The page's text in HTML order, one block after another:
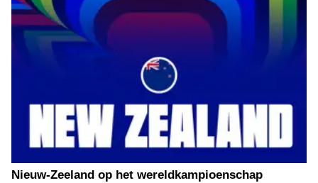
Nieuw-Zeeland op het wereldkampioenschap